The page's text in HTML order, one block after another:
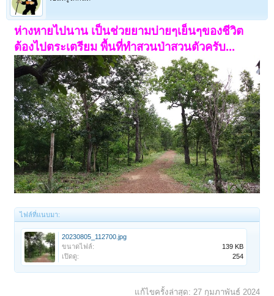
ห่างหายไปนาน เป็นช่วยยามบ่ายๆเย็นๆของชีวิต
ต้องไปตระเตรียม พื้นที่ทำสวนป่าสวนตัวครับ...
ไฟล์ที่แนบมา:
20230805_112700.jpg
ขนาดไฟล์:
139 KB
เปิดดู:
254
แก้ไขครั้งล่าสุด: 27 กุมภาพันธ์ 2024